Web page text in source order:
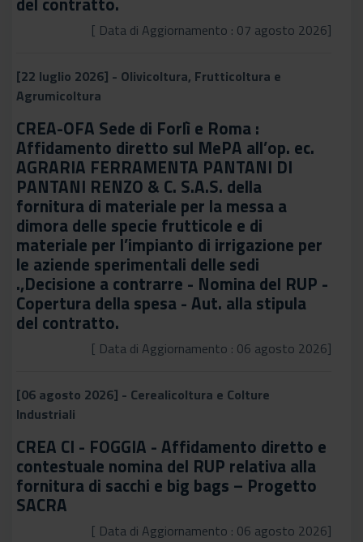
[ Data di Aggiornamento : 07 agosto 2026]
[22 luglio 2026] - Olivicoltura, Frutticoltura e
Agrumicoltura
CREA-OFA Sede di Forlì e Roma :
Affidamento diretto sul MePA all’op. ec.
AGRARIA FERRAMENTA PANTANI DI
PANTANI RENZO & C. S.A.S. della
fornitura di materiale per la messa a
dimora delle specie frutticole e di
materiale per l’impianto di irrigazione per
le aziende sperimentali delle sedi
.,Decisione a contrarre - Nomina del RUP -
Copertura della spesa - Aut. alla stipula
del contratto.
[ Data di Aggiornamento : 06 agosto 2026]
[06 agosto 2026] - Cerealicoltura e Colture
Industriali
CREA CI - FOGGIA - Affidamento diretto e
contestuale nomina del RUP relativa alla
fornitura di sacchi e big bags – Progetto
SACRA
[ Data di Aggiornamento : 06 agosto 2026]